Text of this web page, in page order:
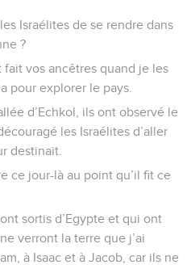
Israélites de se rendre dans
?
fait vos ancêtres quand je les
pour explorer le pays.
d’Echkol, ils ont observé le
les Israélites d’aller
destinait.
ce jour-là au point qu’il fit ce
sortis d’Egypte et qui ont
verront la terre que j’ai
à Isaac et à Jacob, car ils ne